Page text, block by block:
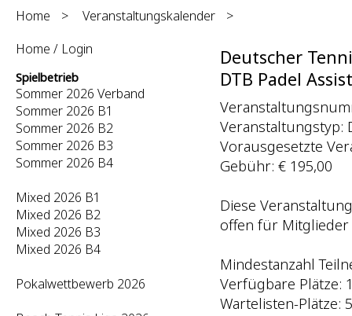
Home > Veranstaltungskalender
>
Home / Login
Spielbetrieb
Sommer 2026 Verband
Sommer 2026 B1
Sommer 2026 B2
Sommer 2026 B3
Sommer 2026 B4
Mixed 2026 B1
Mixed 2026 B2
Mixed 2026 B3
Mixed 2026 B4
Pokalwettbewerb 2026
Deutscher
DTB Padel
Veranstaltungstyp:
Vorausgesetzte
Gebühr: € 195,00
Diese
offen für Mitglieder
Mindestanzahl
Verfügbare Plätze:
Wartelisten-Plätze: